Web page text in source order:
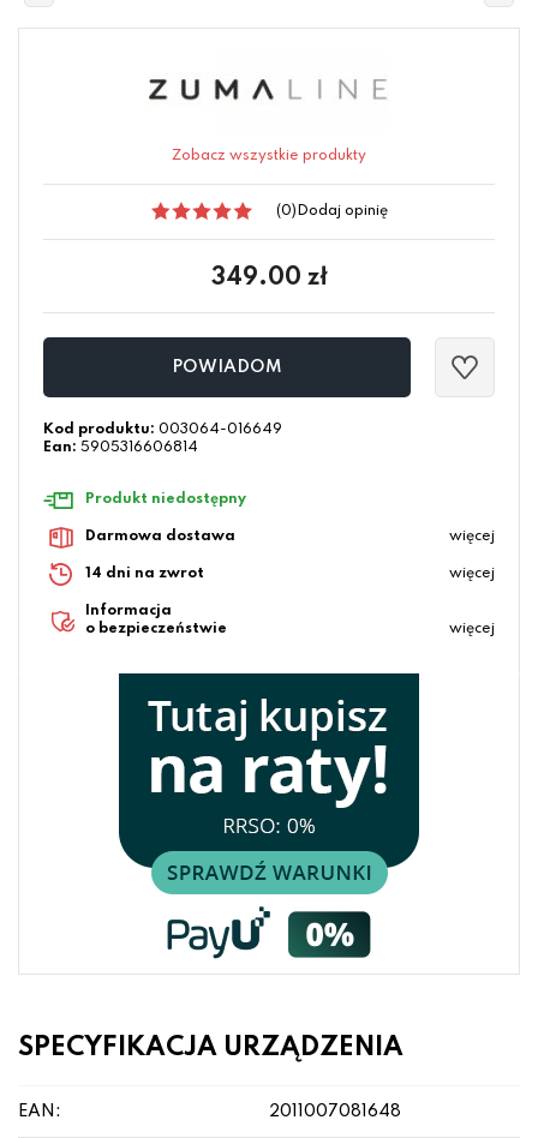
Zobacz wszystkie produkty
(0) Dodaj opinię
349.00 zł
POWIADOM
Kod produktu: 003064-016649
Ean: 5905316606814
Produkt niedostępny
Darmowa dostawa więcej
14 dni na zwrot więcej
Informacja
o bezpieczeństwie
więcej
SPECYFIKACJA URZĄDZENIA
EAN: 2011007081648